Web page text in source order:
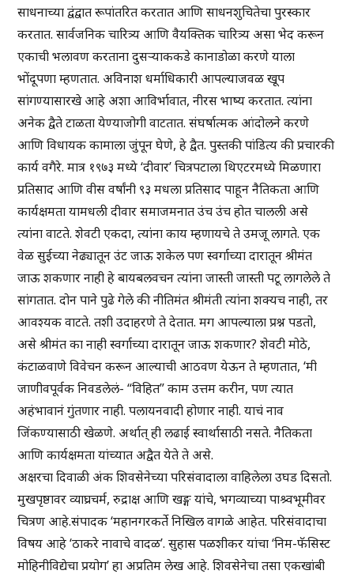
साधनाच्या द्वंद्वात रूपांतरित करतात आणि साधनशुचितेचा पुरस्कार
करतात. सार्वजनिक चारित्र्य आणि वैयक्तिक चारित्र्य असा भेद करून
एकाची भलावण करताना दुसऱ्याककडे कानाडोळा करणे याला
भोंदूपणा म्हणतात. अविनाश धर्माधिकारी आपल्याजवळ खूप
सांगण्यासारखे आहे अशा आविर्भावात, नीरस भाष्य करतात. त्यांना
अनेक द्वैते टाळता येण्याजोगी वाटतात. संघर्षात्मक आंदोलने करणे
आणि विधायक कामाला जुंपून घेणे, हे द्वैत. पुस्तकी पांडित्य की प्रचारकी
कार्य वगैरे. मात्र १९७३ मध्ये ‘दीवार’ चित्रपटाला थिएटरमध्ये मिळणारा
प्रतिसाद आणि वीस वर्षांनी ९३ मधला प्रतिसाद पाहून नैतिकता आणि
कार्यक्षमता यामधली दीवार समाजमनात उंच उंच होत चालली असे
त्यांना वाटते. शेवटी एकदा, त्यांना काय म्हणायचे ते उमजू लागते. एक
वेळ सुईच्या नेढ्यातून उंट जाऊ शकेल पण स्वर्गाच्या दारातून श्रीमंत
जाऊ शकणार नाही हे बायबलवचन त्यांना जास्ती जास्ती पटू लागलेले ते
सांगतात. दोन पाने पुढे गेले की नीतिमंत श्रीमंती त्यांना शक्यच नाही, तर
आवश्यक वाटते. तशी उदाहरणे ते देतात. मग आपल्याला प्रश्न पडतो,
असे श्रीमंत का नाही स्वर्गाच्या दारातून जाऊ शकणार? शेवटी मोठे,
कंटाळवाणे विवेचन करून आल्याची आठवण येऊन ते म्हणतात, ‘मी
जाणीवपूर्वक निवडलेलं- “विहित” काम उत्तम करीन, पण त्यात
अहंभावानं गुंतणार नाही. पलायनवादी होणार नाही. याचं नाव
जिंकण्यासाठी खेळणे. अर्थात् ही लढाई स्वार्थासाठी नसते. नैतिकता
आणि कार्यक्षमता यांच्यात अद्वैत येते ते असे.
अक्षरचा दिवाळी अंक शिवसेनेच्या परिसंवादाला वाहिलेला उघड दिसतो.
मुखपृष्ठावर व्याघ्रचर्म, रुद्राक्ष आणि खङ्ग यांचे, भगव्याच्या पाश्र्वभूमीवर
चित्रण आहे.संपादक ‘महानगरकर्ते निखिल वागळे आहेत. परिसंवादाचा
विषय आहे ‘ठाकरे नावाचे वादळ’. सुहास पळशीकर यांचा ‘निम-फॅसिस्ट
मोहिनीविद्येचा प्रयोग’ हा अप्रतिम लेख आहे. शिवसेनेचा तसा एकखांबी